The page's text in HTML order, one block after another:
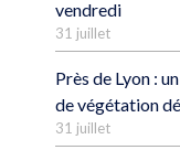
vendredi
31 juillet
Près de Lyon :
de végétation
31 juillet